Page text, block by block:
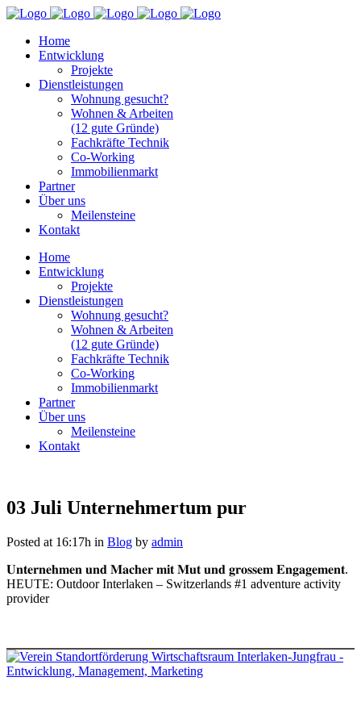
Home
Entwicklung
Projekte
Dienstleistungen
Wohnung gesucht?
Wohnen & Arbeiten
(12 gute Gründe)
Fachkräfte Technik
Co-Working
Immobilienmarkt
Partner
Über uns
Meilensteine
Kontakt
Home
Entwicklung
Projekte
Dienstleistungen
Wohnung gesucht?
Wohnen & Arbeiten
(12 gute Gründe)
Fachkräfte Technik
Co-Working
Immobilienmarkt
Partner
Über uns
Meilensteine
Kontakt
03 Juli Unternehmertum pur
Posted at 16:17h in Blog by admin
𝐔𝐧𝐭𝐞𝐫𝐧𝐞𝐡𝐦𝐞𝐧 𝐮𝐧𝐝 𝐌𝐚𝐜𝐡𝐞𝐫 𝐦𝐢𝐭 𝐌𝐮𝐭 𝐮𝐧𝐝 𝐠𝐫𝐨𝐬𝐬𝐞𝐦 𝐄𝐧𝐠𝐚𝐠𝐞𝐦𝐞𝐧𝐭.
HEUTE: Outdoor Interlaken – Switzerlands #1 adventure activity
provider